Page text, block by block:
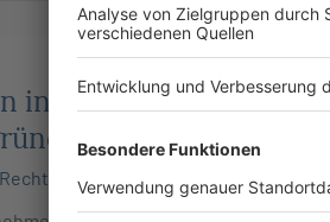
internationale
2026 Heft 02 vom 03.02.2025,